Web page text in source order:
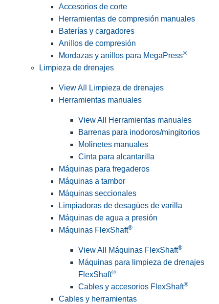
Accesorios de corte
Herramientas de compresión manuales
Baterías y cargadores
Anillos de compresión
Mordazas y anillos para MegaPress®
Limpieza de drenajes
View All Limpieza de drenajes
Herramientas manuales
View All Herramientas manuales
Barrenas para inodoros/mingitorios
Molinetes manuales
Cinta para alcantarilla
Máquinas para fregaderos
Máquinas a tambor
Máquinas seccionales
Limpiadoras de desagües de varilla
Máquinas de agua a presión
Máquinas FlexShaft®
View All Máquinas FlexShaft®
Máquinas para limpieza de drenajes
FlexShaft®
Cables y accesorios FlexShaft®
Cables y herramientas